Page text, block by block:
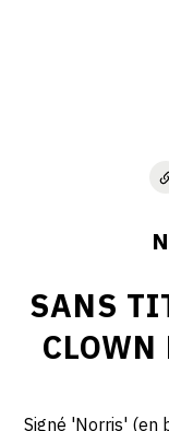
SANS
Signé 'Norris' (en